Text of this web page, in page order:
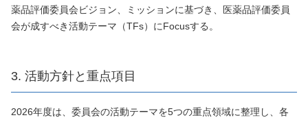
薬品評価委員会ビジョン、ミッションに基づき、医薬品評価委員
会が成すべき活動テーマ（TFs）にFocusする。
3. 活動方針と重点項目
2026年度は、委員会の活動テーマを5つの重点領域に整理し、各